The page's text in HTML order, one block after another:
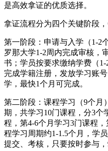
是高效拿证的优质选择。
拿证流程分为四个关键阶段
第一阶段：申请与入学（1-2
罗那大学1-2周内完成审核，
书；学员按要求缴纳学费（
完成学籍注册，发放学习账
学，最快1个月可完成。
第二阶段：课程学习（9个月
期，共学习10门课程，分3个
程，第4-6个月学习3门课程
程学习周期约1-1.5个月，学
提交、考核，只要按时参与